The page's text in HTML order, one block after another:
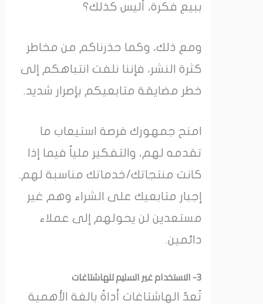
ببيع فكرة، أليس كذلك؟
ومع ذلك، وكما حذرناكم من مخاطر
كثرة النشر، فإننا نلفت انتباهكم إلى
خطر مضايقة متابعيكم بإصرار شديد.
امنح جمهورك فرصة استيعاب ما
تقدمه لهم، والتفكير ملياً فيما إذا
كانت منتجاتك/خدماتك مناسبة لهم.
إجبار متابعيك على الشراء وهم غير
مستعدين لن يحولهم إلى عملاء
دائمين.
تُعدّ الهاشتاغات أداةً بالغة الأهمية